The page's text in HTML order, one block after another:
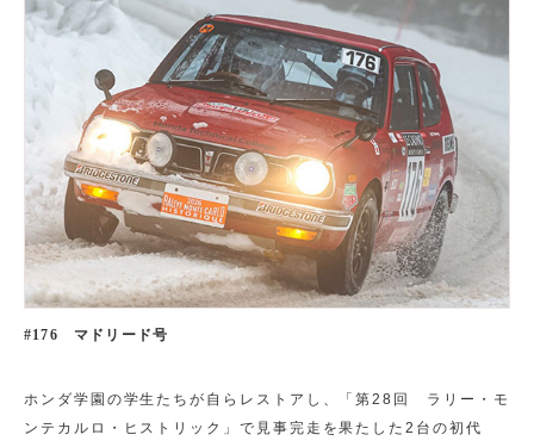
#176 マドリード号
ホンダ学園の学生たちが自らレストアし、「第28回 ラリー・モ
ンテカルロ・ヒストリック」で見事完走を果たした2台の初代